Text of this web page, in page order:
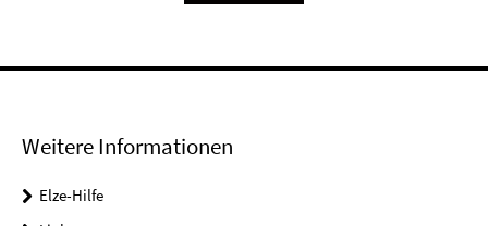
Weitere Informationen
Elze-Hilfe